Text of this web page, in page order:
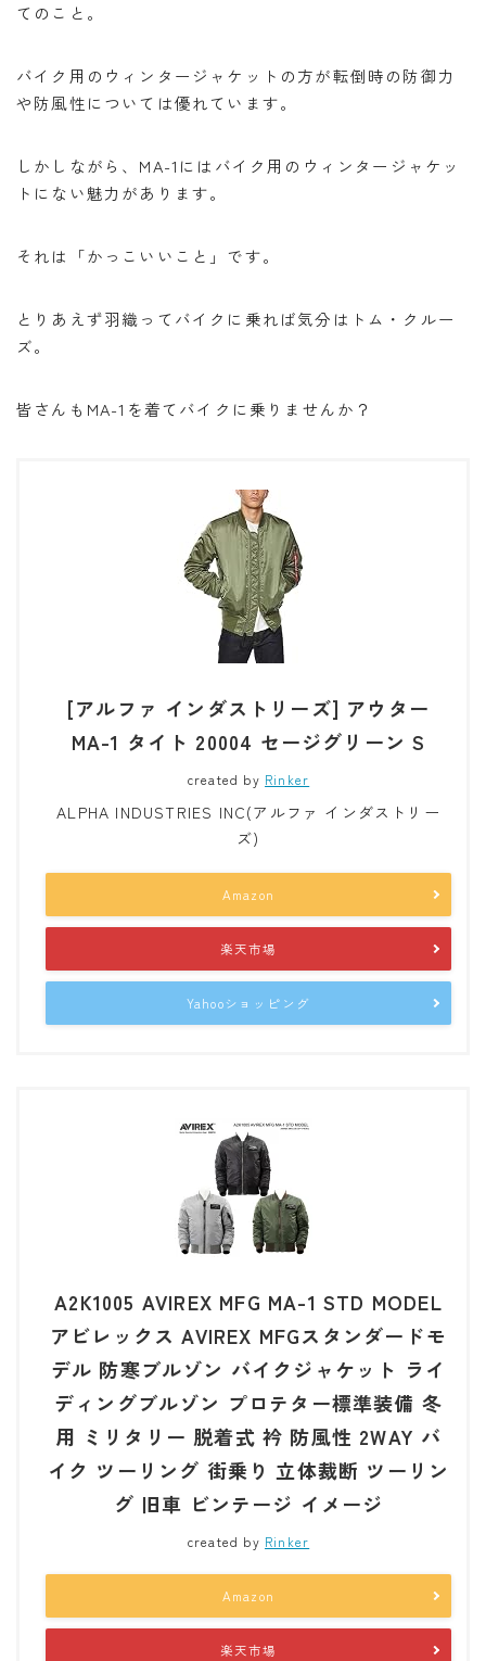
てのこと。
バイク用のウィンタージャケットの方が転倒時の防御力
や防風性については優れています。
しかしながら、MA-1にはバイク用のウィンタージャケッ
トにない魅力があります。
それは「かっこいいこと」です。
とりあえず羽織ってバイクに乗れば気分はトム・クルー
ズ。
皆さんもMA-1を着てバイクに乗りませんか？
[アルファ インダストリーズ] アウター
MA-1 タイト 20004 セージグリーン S
created by Rinker
ALPHA INDUSTRIES INC(アルファ インダストリー
ズ)
Amazon
楽天市場
Yahooショッピング
A2K1005 AVIREX MFG MA-1 STD MODEL
アビレックス AVIREX MFGスタンダードモ
デル 防寒ブルゾン バイクジャケット ライ
ディングブルゾン プロテター標準装備 冬
用 ミリタリー 脱着式 衿 防風性 2WAY バ
イク ツーリング 街乗り 立体裁断 ツーリン
グ 旧車 ビンテージ イメージ
created by Rinker
Amazon
楽天市場